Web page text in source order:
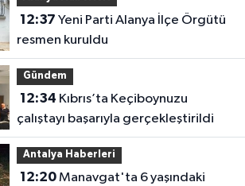
12:37
resmen kuruldu
Gündem
12:34
çalıştayı başarıyla gerçekleştirildi
Antalya Haberleri
12:20Manavgat'ta 6 yaşındaki